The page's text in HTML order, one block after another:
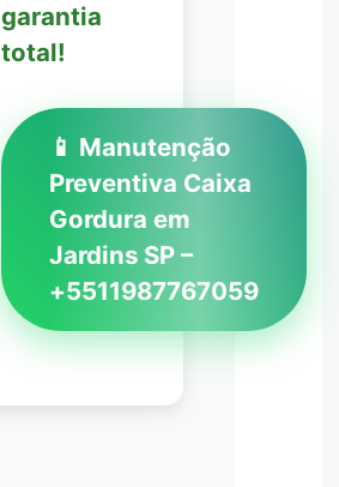
garantia
total!
📱 Manutenção
Preventiva Caixa
Gordura em
Jardins SP –
+5511987767059